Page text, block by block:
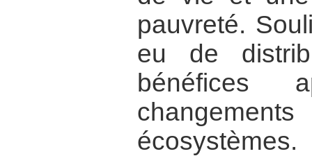
pauvreté.
eu de
bénéfices
écosystèmes.